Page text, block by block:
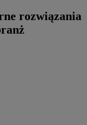
rozwiązania